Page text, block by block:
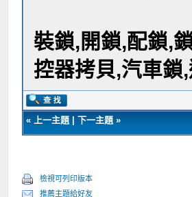
裝鎖,開鎖,配鎖,
控器拷貝,汽車鎖
«上一主題 |下一主題 »
檢視可列印版本
推薦主題給好友